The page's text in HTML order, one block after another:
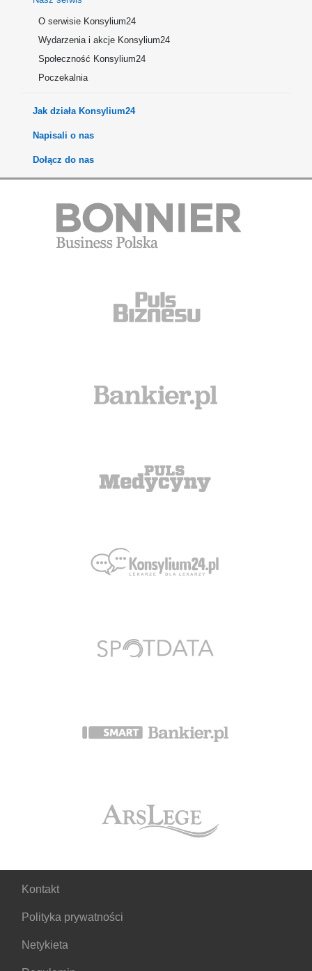
O serwisie Konsylium24
Wydarzenia i akcje Konsylium24
Społeczność Konsylium24
Poczekalnia
Jak działa Konsylium24
Napisali o nas
Dołącz do nas
Kontakt
Polityka prywatności
Netykieta